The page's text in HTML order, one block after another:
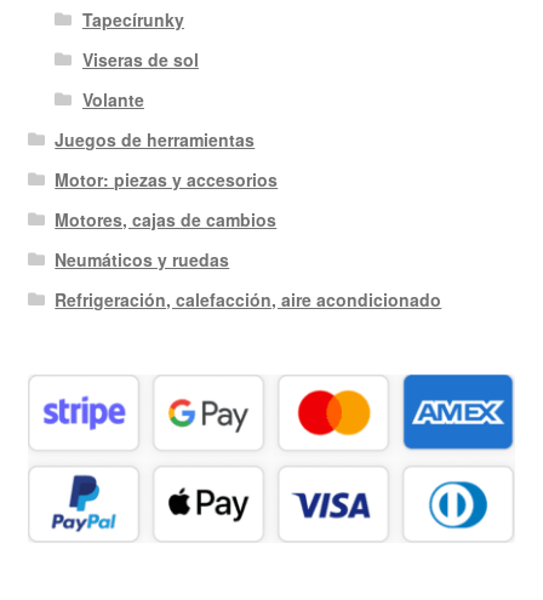
Tapecírunky
Viseras de sol
Volante
Juegos de herramientas
Motor: piezas y accesorios
Motores, cajas de cambios
Neumáticos y ruedas
Refrigeración, calefacción, aire acondicionado